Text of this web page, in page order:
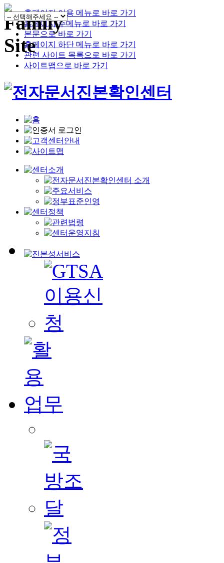
홈페이지 이용 메뉴로 바로 가기
홈페이지 주메뉴로 바로 가기
본문으로 바로 가기
홈페이지 하단 메뉴로 바로 가기
관련 사이트 목록으로 바로 가기
사이트맵으로 바로 가기